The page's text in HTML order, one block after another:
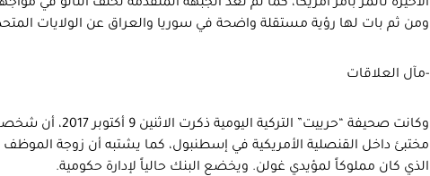
الأخيرة تأتمر بأمر أمريكا، كما لم تعد الجبهة المتقدمة لحلف الناتو في
ومن ثم بات لها رؤية مستقلة واضحة في سوريا والعراق عن الولايات
-مآل العلاقات
وكانت صحيفة “حرييت”
مختبئ داخل القنصلية الأمريكية في إسطنبول، كما يشتبه أن زوجة الموظف
الذي كان مملوكاً لمؤيدي غولن. ويخضع البنك حالياً لإدارة حكومية.